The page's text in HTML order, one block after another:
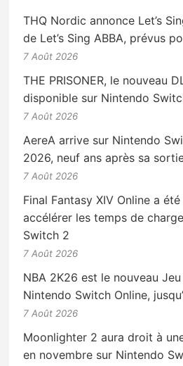
THQ Nordic annonce Let’s
de Let’s Sing ABBA, prévus
7 Août 2026
THE PRISONER, le nouveau
disponible sur Nintendo
7 Août 2026
AereA arrive sur Nintendo
2026, neuf ans après sa
7 Août 2026
Final Fantasy XIV Online a
accélérer les temps de
Switch 2
7 Août 2026
NBA 2K26 est le nouveau Jeu
Nintendo Switch Online,
7 Août 2026
Moonlighter 2 aura droit à
en novembre sur Nintendo